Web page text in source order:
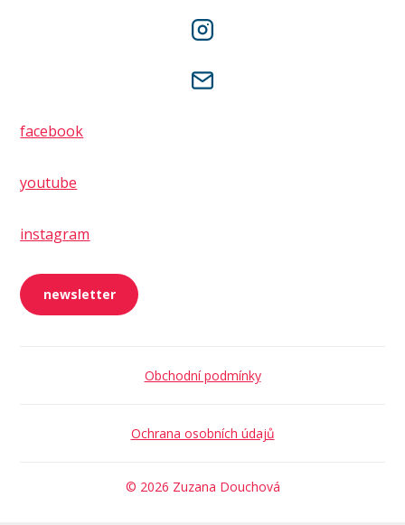
facebook
youtube
instagram
newsletter
Obchodní podmínky
Ochrana osobních údajů
© 2026 Zuzana Douchová